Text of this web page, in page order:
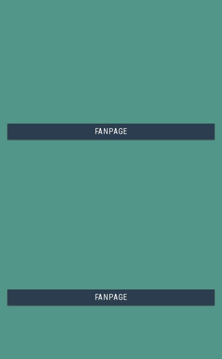
FANPAGE
FANPAGE